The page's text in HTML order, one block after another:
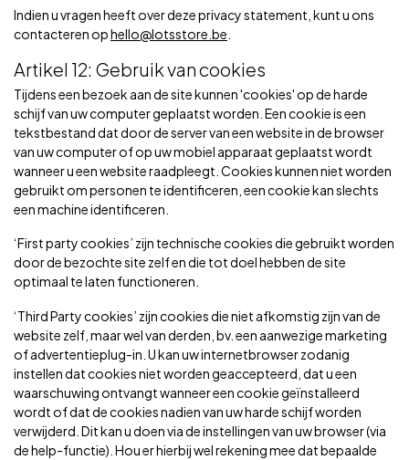
Indien u vragen heeft over deze privacy statement, kunt u ons
contacteren ophello@lotsstore.be
Artikel 12: Gebruik van cookies
Tijdens een bezoek aan de site kunnen 'cookies' op de harde
schijf van uw computer geplaatst worden. Een cookie is een
tekstbestand dat door de server van een website in de browser
van uw computer of op uw mobiel apparaat geplaatst wordt
wanneer u een website raadpleegt. Cookies kunnen niet worden
gebruikt om personen te identificeren, een cookie kan slechts
een machine identificeren.
‘First party cookies’ zijn technische cookies die gebruikt worden
door de bezochte site zelf en die tot doel hebben de site
optimaal te laten functioneren.
‘Third Party cookies’ zijn cookies die niet afkomstig zijn van de
website zelf, maar wel van derden, bv. een aanwezige marketing
of advertentieplug-in. U kan uw internetbrowser zodanig
instellen dat cookies niet worden geaccepteerd, dat u een
waarschuwing ontvangt wanneer een cookie geïnstalleerd
wordt of dat de cookies nadien van uw harde schijf worden
verwijderd. Dit kan u doen via de instellingen van uw browser (via
de help-functie). Hou er hierbij wel rekening mee dat bepaalde